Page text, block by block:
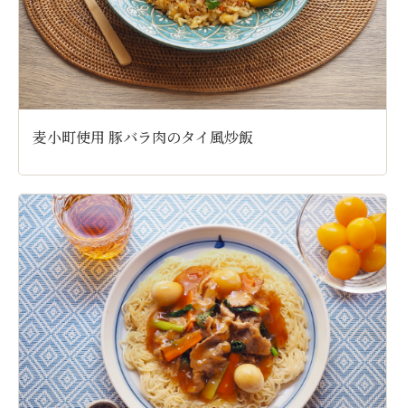
麦小町使用 豚バラ肉のタイ風炒飯